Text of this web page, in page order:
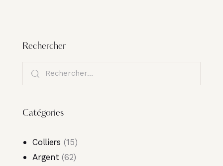
Rechercher
Catégories
Colliers
15
Argent 62